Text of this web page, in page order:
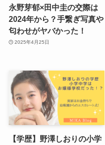
永野芽郁×田中圭の交際は
2024年から？手繋ぎ写真や
匂わせがヤバかった！
2025年4月25日
【学歴】野澤しおりの小学